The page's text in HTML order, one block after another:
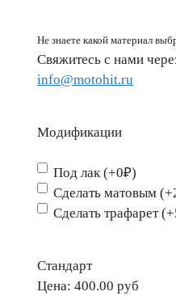
Не знаете какой материал
Свяжитесь с нами
info@motohit.ru
Модификации
Под лак (+0₽)
Сделать матовым
Сделать трафарет
Стандарт
Цена: 400.00 pyб